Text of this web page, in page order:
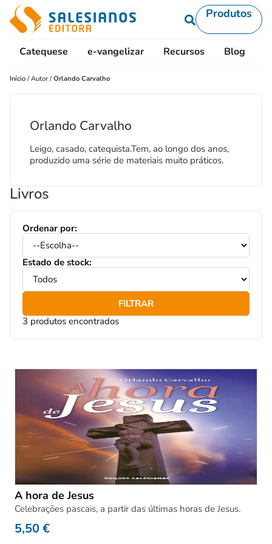
Produtos
Catequese e-vangelizar Recursos Blog
Início /Autor /Orlando Carvalho
Orlando Carvalho
Leigo, casado, catequista.Tem, ao longo dos anos,
produzido uma série de materiais muito práticos.
Livros
Ordenar por:
Estado de stock:
FILTRAR
3 produtos encontrados
A hora de Jesus
Celebrações pascais, a partir das últimas horas de Jesus.
5,50€